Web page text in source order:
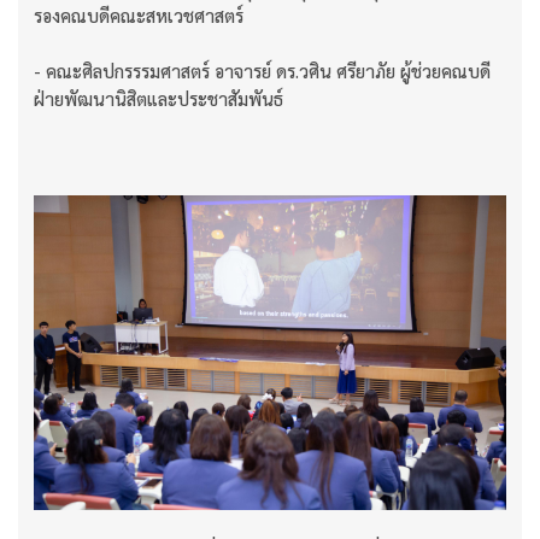
รองคณบดีคณะสหเวชศาสตร์
- คณะศิลปกรรรมศาสตร์ อาจารย์ ดร.วศิน ศรียาภัย ผู้ช่วยคณบดี
ฝ่ายพัฒนานิสิตและประชาสัมพันธ์